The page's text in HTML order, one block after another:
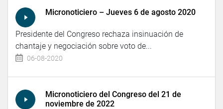
Micronoticiero – Jueves 6 de agosto 2020
Presidente del Congreso rechaza insinuación de
chantaje y negociación sobre voto de...
06-08-2020
Micronoticiero del Congreso del 21 de
noviembre de 2022